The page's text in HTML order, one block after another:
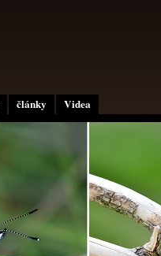
články Videa